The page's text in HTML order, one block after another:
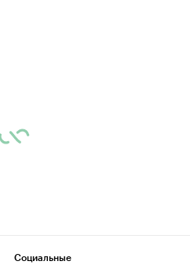
Социальные